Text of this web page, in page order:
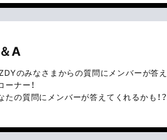
A
のみなさまからの質問にメンバーが答え
ーナー！
たの質問にメンバーが答えてくれるかも！？